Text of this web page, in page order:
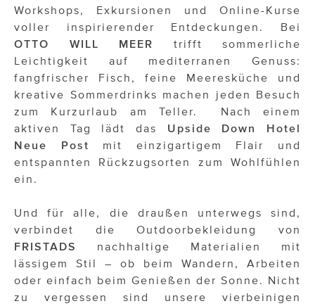
Workshops, Exkursionen und Online-Kurse
voller inspirierender Entdeckungen. Bei
OTTO WILL MEER
trifft sommerliche
Leichtigkeit auf mediterranen Genuss:
fangfrischer Fisch, feine Meeresküche und
kreative Sommerdrinks machen jeden Besuch
zum Kurzurlaub am Teller. Nach einem
aktiven Tag lädt das Upside Down Hotel
Neue Post mit einzigartigem Flair und
entspannten Rückzugsorten zum Wohlfühlen
ein.
Und für alle, die draußen unterwegs sind,
verbindet die Outdoorbekleidung von
FRISTADS
nachhaltige Materialien mit
lässigem Stil – ob beim Wandern, Arbeiten
oder einfach beim Genießen der Sonne. Nicht
zu vergessen sind unsere vierbeinigen